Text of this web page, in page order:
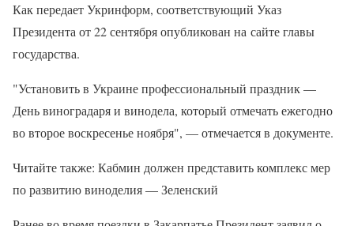
Как передает Укринформ, соответствующий Указ
Президента от 22 сентября опубликован на сайте главы
государства.
"Установить в Украине профессиональный праздник —
День виноградаря и винодела, который отмечать ежегодно
во второе воскресенье ноября", — отмечается в документе.
Читайте также: Кабмин должен представить комплекс мер
по развитию виноделия — Зеленский